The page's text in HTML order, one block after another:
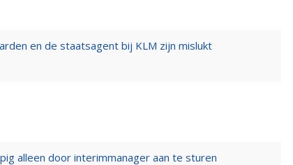
en de staatsagent bij KLM zijn mislukt
alleen door interimmanager aan te sturen